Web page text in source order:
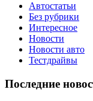
Автостатьи
Без рубрики
Интересное
Новости
Новости авто
Тестдрайвы
Последние